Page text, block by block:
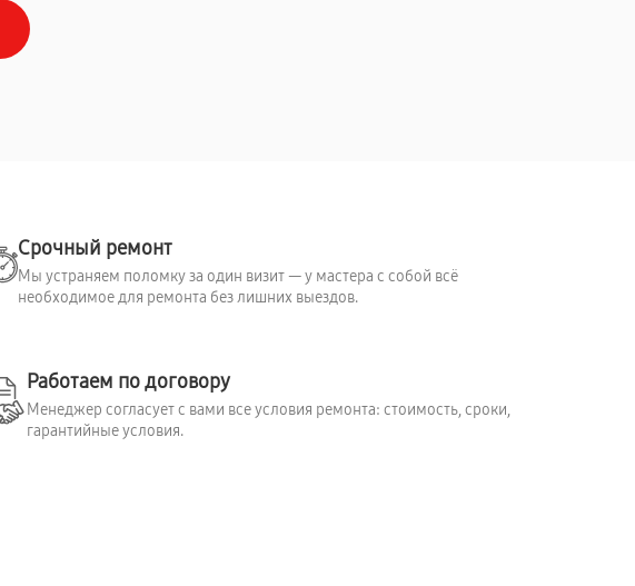
Срочный ремонт
Мы устраняем поломку за один визит — у мастера с собой всё
необходимое для ремонта без лишних выездов.
Работаем по договору
Менеджер согласует с вами все условия ремонта: стоимость, сроки,
гарантийные условия.